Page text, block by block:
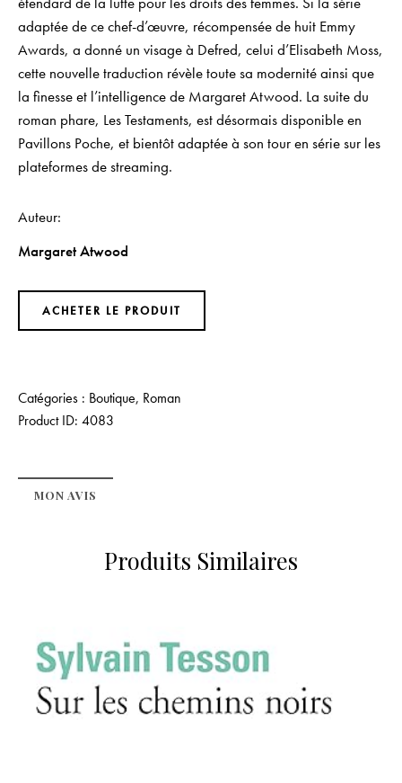
adaptée de ce chef-d’œuvre, récompensée de huit Emmy
Awards, a donné un visage à Defred, celui d’Elisabeth Moss,
cette nouvelle traduction révèle toute sa modernité ainsi que
la finesse et l’intelligence de Margaret Atwood. La suite du
roman phare, Les Testaments, est désormais disponible en
Pavillons Poche, et bientôt adaptée à son tour en série sur les
plateformes de streaming.
Auteur
Margaret Atwood
ACHETER LE PRODUIT
Catégories : Boutique, Roman
Product ID: 4083
MON AVIS
Produits Similaires